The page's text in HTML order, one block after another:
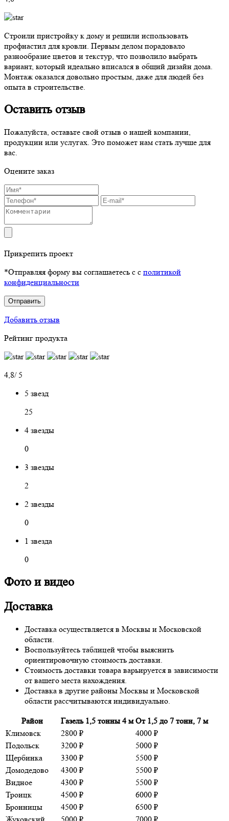
Строили пристройку к дому и решили использовать
профнастил для кровли. Первым делом порадовало
разнообразие цветов и текстур, что позволило выбрать
вариант, который идеально вписался в общий дизайн дома.
Монтаж оказался довольно простым, даже для людей без
опыта в строительстве.
Оставить отзыв
Пожалуйста, оставьте свой отзыв о нашей компании,
продукции или услугах. Это поможет нам стать лучше для
вас.
Оцените заказ
Прикрепить проект
*Отправляя форму вы соглашаетесь с с политикой
конфиденциальности
Отправить
Добавить отзыв
Рейтинг продукта
4,8/ 5
5 звезд
25
4 звезды
0
3 звезды
2
2 звезды
0
1 звезда
0
Фото и видео
Доставка
Доставка осуществляется в Москвы и Московской
области.
Воспользуйтесь таблицей чтобы выяснить
ориентировочную стоимость доставки.
Стоимость доставки товара варьируется в зависимости
от вашего места нахождения.
Доставка в другие районы Москвы и Московской
области рассчитываются индивидуально.
Район Газель 1,5 тонны 4 м От 1,5 до 7 тонн, 7 м
Климовск
2800 ₽
4000 ₽
Подольск
3200 ₽
5000 ₽
Щербинка
3300 ₽
5500 ₽
Домодедово
4300 ₽
5500 ₽
Видное
4300 ₽
5500 ₽
Троицк
4500 ₽
6000 ₽
Бронницы
4500 ₽
6500 ₽
Жуковский
5000 ₽
7000 ₽